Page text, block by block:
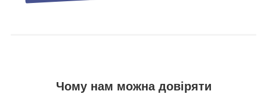
Чому нам можна довіряти